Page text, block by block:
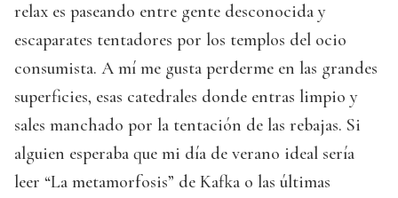
relax es paseando entre gente desconocida y
escaparates tentadores por los templos del ocio
consumista. A mí me gusta perderme en las grandes
superficies, esas catedrales donde entras limpio y
sales manchado por la tentación de las rebajas. Si
alguien esperaba que mi día de verano ideal sería
leer “La metamorfosis” de Kafka o las últimas